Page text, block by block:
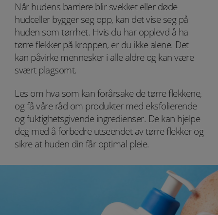
Når hudens barriere blir svekket eller døde
hudceller bygger seg opp, kan det vise seg på
huden som tørrhet. Hvis du har opplevd å ha
tørre flekker på kroppen, er du ikke alene. Det
kan påvirke mennesker i alle aldre og kan være
svært plagsomt.
Les om hva som kan forårsake de tørre flekkene,
og få våre råd om produkter med eksfolierende
og fuktighetsgivende ingredienser. De kan hjelpe
deg med å forbedre utseendet av tørre flekker og
sikre at huden din får optimal pleie.